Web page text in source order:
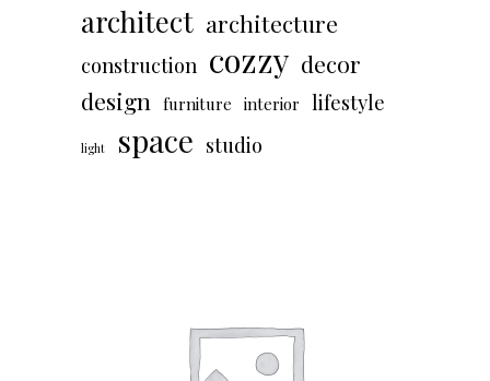
architect architecture
construction cozzy decor
design
furniture interior lifestyle
light space studio